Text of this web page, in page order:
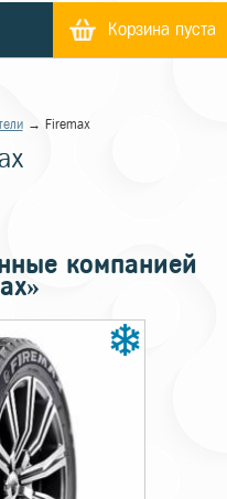
Корзина пуста
→ Firemax
компанией